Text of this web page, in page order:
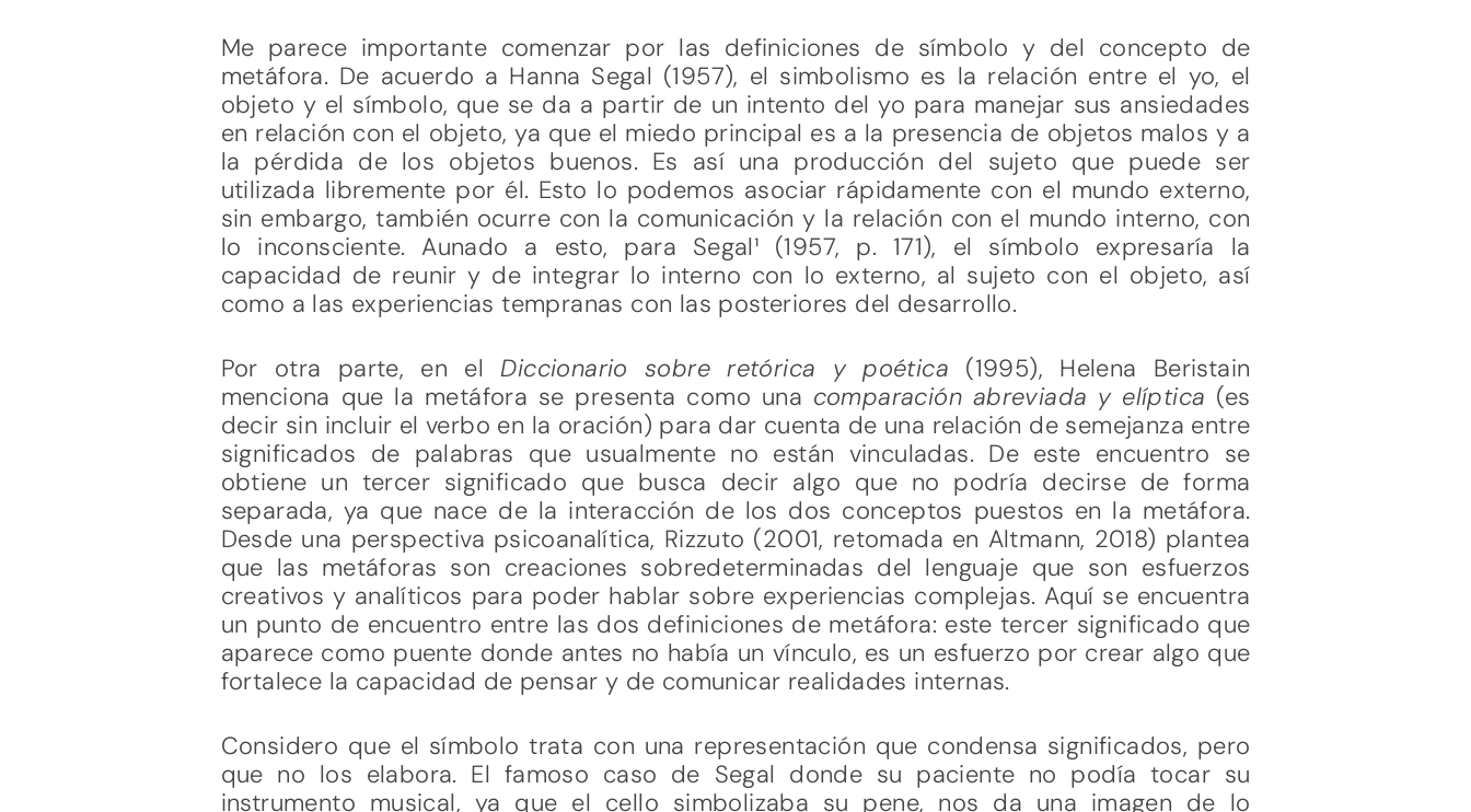
Me parece importante comenzar por las definiciones de símbolo y del concepto de
metáfora. De acuerdo a Hanna Segal (1957), el simbolismo es la relación entre el yo, el
objeto y el símbolo, que se da a partir de un intento del yo para manejar sus ansiedades
en relación con el objeto, ya que el miedo principal es a la presencia de objetos malos y a
la pérdida de los objetos buenos. Es así una producción del sujeto que puede ser
utilizada libremente por él. Esto lo podemos asociar rápidamente con el mundo externo,
sin embargo, también ocurre con la comunicación y la relación con el mundo interno, con
lo inconsciente. Aunado a esto, para Segal¹ (1957, p. 171), el símbolo expresaría la
capacidad de reunir y de integrar lo interno con lo externo, al sujeto con el objeto, así
como a las experiencias tempranas con las posteriores del desarrollo.
Por otra parte, en elDiccionario sobre retórica y poética (1995), Helena Beristain
menciona que la metáfora se presenta como una comparación abreviada y elíptica (es
decir sin incluir el verbo en la oración) para dar cuenta de una relación de semejanza entre
significados de palabras que usualmente no están vinculadas. De este encuentro se
obtiene un tercer significado que busca decir algo que no podría decirse de forma
separada, ya que nace de la interacción de los dos conceptos puestos en la metáfora.
Desde una perspectiva psicoanalítica, Rizzuto (2001, retomada en Altmann, 2018) plantea
que las metáforas son creaciones sobredeterminadas del lenguaje que son esfuerzos
creativos y analíticos para poder hablar sobre experiencias complejas. Aquí se encuentra
un punto de encuentro entre las dos definiciones de metáfora: este tercer significado que
aparece como puente donde antes no había un vínculo, es un esfuerzo por crear algo que
fortalece la capacidad de pensar y de comunicar realidades internas.
Considero que el símbolo trata con una representación que condensa significados, pero
que no los elabora. El famoso caso de Segal donde su paciente no podía tocar su
instrumento musical, ya que el cello simbolizaba su pene, nos da una imagen de lo